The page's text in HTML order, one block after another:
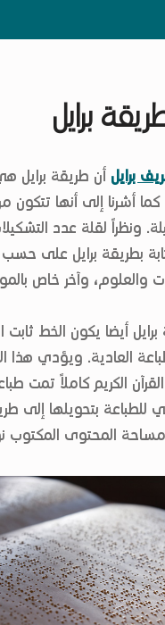
برايل
برايل أن طريقة برايل
كما أشرنا إلى أنها
ونظراً لقلة عدد
بطريقة برايل على
والعلوم، وآخر خاص
أيضا يكون الخط ثابت
العادية. ويؤدي هذا
القرآن الكريم كاملاً
المحتوى المكتوب